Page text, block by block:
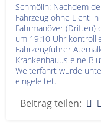
Schmölln: Nachdem
Fahrzeug ohne Licht
Fahrmanöver (Driften)
um 19:10 Uhr
Fahrzeugführer
Krankenhauus eine
Weiterfahrt wurde
eingeleitet.
Beitrag teilen: